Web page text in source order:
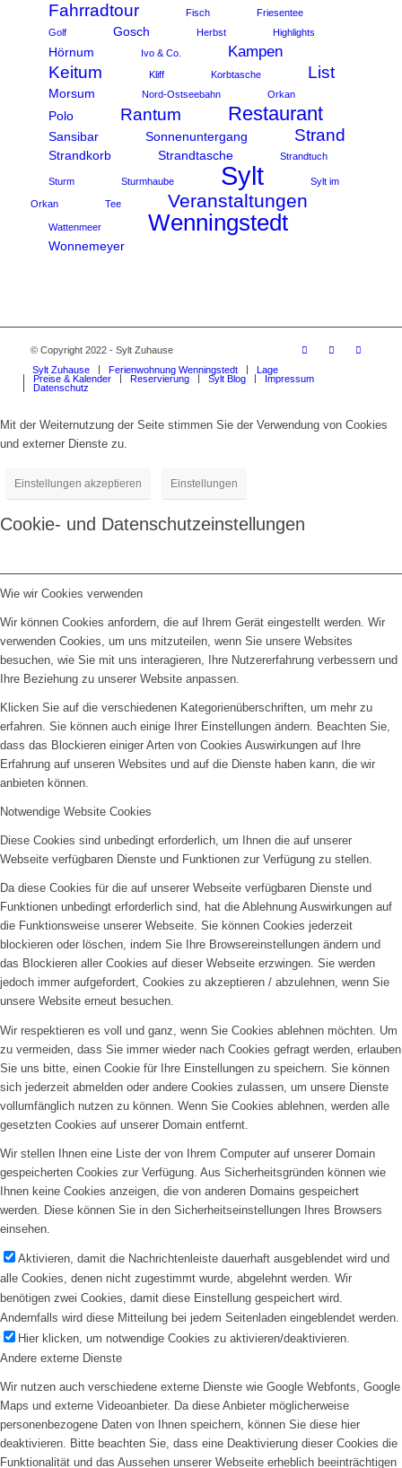
Fahrradtour Fisch
Friesentee
Golf
Gosch Herbst Highlights
Hörnum Ivo & Co. Kampen
Keitum Kliff Korbtasche List
Morsum Nord-Ostseebahn Orkan
Polo Rantum Restaurant
Sansibar Sonnenuntergang Strand
Strandkorb Strandtasche Strandtuch
Sturm Sturmhaube Sylt Sylt im
Orkan Tee Veranstaltungen
Wattenmeer Wenningstedt
Wonnemeyer
© Copyright 2022 - Sylt Zuhause
Sylt Zuhause
Ferienwohnung Wenningstedt
Lage
Preise & Kalender
Reservierung Sylt Blog
Impressum
Datenschutz
Mit der Weiternutzung der Seite stimmen Sie der Verwendung von Cookies
und externer Dienste zu.
Einstellungen akzeptieren Einstellungen
Cookie- und Datenschutzeinstellungen
Wie wir Cookies verwenden
Wir können Cookies anfordern, die auf Ihrem Gerät eingestellt werden. Wir
verwenden Cookies, um uns mitzuteilen, wenn Sie unsere Websites
besuchen, wie Sie mit uns interagieren, Ihre Nutzererfahrung verbessern und
Ihre Beziehung zu unserer Website anpassen.
Klicken Sie auf die verschiedenen Kategorienüberschriften, um mehr zu
erfahren. Sie können auch einige Ihrer Einstellungen ändern. Beachten Sie,
dass das Blockieren einiger Arten von Cookies Auswirkungen auf Ihre
Erfahrung auf unseren Websites und auf die Dienste haben kann, die wir
anbieten können.
Notwendige Website Cookies
Diese Cookies sind unbedingt erforderlich, um Ihnen die auf unserer
Webseite verfügbaren Dienste und Funktionen zur Verfügung zu stellen.
Da diese Cookies für die auf unserer Webseite verfügbaren Dienste und
Funktionen unbedingt erforderlich sind, hat die Ablehnung Auswirkungen auf
die Funktionsweise unserer Webseite. Sie können Cookies jederzeit
blockieren oder löschen, indem Sie Ihre Browsereinstellungen ändern und
das Blockieren aller Cookies auf dieser Webseite erzwingen. Sie werden
jedoch immer aufgefordert, Cookies zu akzeptieren / abzulehnen, wenn Sie
unsere Website erneut besuchen.
Wir respektieren es voll und ganz, wenn Sie Cookies ablehnen möchten. Um
zu vermeiden, dass Sie immer wieder nach Cookies gefragt werden, erlauben
Sie uns bitte, einen Cookie für Ihre Einstellungen zu speichern. Sie können
sich jederzeit abmelden oder andere Cookies zulassen, um unsere Dienste
vollumfänglich nutzen zu können. Wenn Sie Cookies ablehnen, werden alle
gesetzten Cookies auf unserer Domain entfernt.
Wir stellen Ihnen eine Liste der von Ihrem Computer auf unserer Domain
gespeicherten Cookies zur Verfügung. Aus Sicherheitsgründen können wie
Ihnen keine Cookies anzeigen, die von anderen Domains gespeichert
werden. Diese können Sie in den Sicherheitseinstellungen Ihres Browsers
einsehen.
Aktivieren, damit die Nachrichtenleiste dauerhaft ausgeblendet wird und
alle Cookies, denen nicht zugestimmt wurde, abgelehnt werden. Wir
benötigen zwei Cookies, damit diese Einstellung gespeichert wird.
Andernfalls wird diese Mitteilung bei jedem Seitenladen eingeblendet werden.
Hier klicken, um notwendige Cookies zu aktivieren/deaktivieren.
Andere externe Dienste
Wir nutzen auch verschiedene externe Dienste wie Google Webfonts, Google
Maps und externe Videoanbieter. Da diese Anbieter möglicherweise
personenbezogene Daten von Ihnen speichern, können Sie diese hier
deaktivieren. Bitte beachten Sie, dass eine Deaktivierung dieser Cookies die
Funktionalität und das Aussehen unserer Webseite erheblich beeinträchtigen